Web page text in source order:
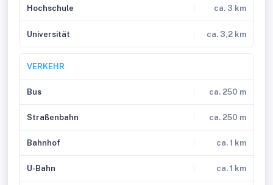
Hochschule ca. 3 km
Universität ca. 3,2 km
VERKEHR
Bus ca. 250 m
Straßenbahn ca. 250 m
Bahnhof ca. 1 km
U-Bahn ca. 1 km